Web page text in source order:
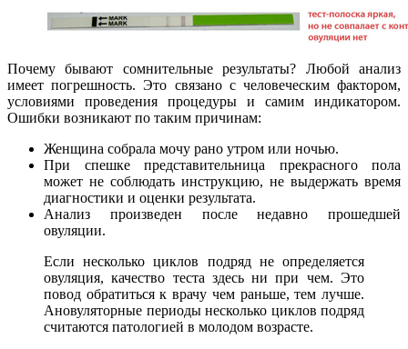
Почему бывают сомнительные результаты? Любой анализ
имеет погрешность. Это связано с человеческим фактором,
условиями проведения процедуры и самим индикатором.
Ошибки возникают по таким причинам:
Женщина собрала мочу рано утром или ночью.
При спешке представительница прекрасного пола
может не соблюдать инструкцию, не выдержать время
диагностики и оценки результата.
Анализ произведен после недавно прошедшей
овуляции.
Если несколько циклов подряд не определяется
овуляция, качество теста здесь ни при чем. Это
повод обратиться к врачу чем раньше, тем лучше.
Ановуляторные периоды несколько циклов подряд
считаются патологией в молодом возрасте.